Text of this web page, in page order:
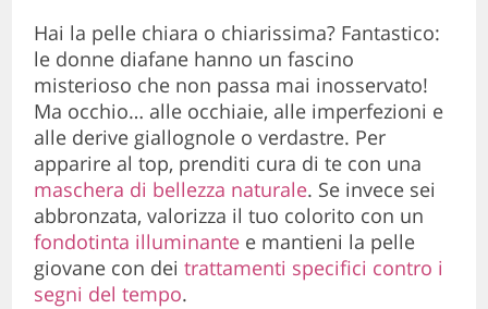
Hai la pelle chiara o chiarissima? Fantastico:
le donne diafane hanno un fascino
misterioso che non passa mai inosservato!
Ma occhio… alle occhiaie, alle imperfezioni e
alle derive giallognole o verdastre. Per
apparire al top, prenditi cura di te con una
maschera di bellezza naturale. Se invece sei
abbronzata, valorizza il tuo colorito con un
fondotinta illuminante e mantieni la pelle
giovane con deitrattamenti specifici contro i
segni del tempo.